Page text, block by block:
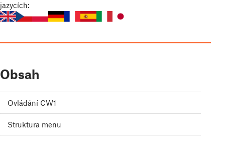
jazycích:
Obsah
Ovládání CW1
Struktura menu